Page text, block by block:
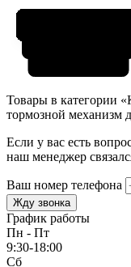
Товары в категории
тормозной механизм
Если у вас есть
наш менеджер
Ваш номер телефона
Жду звонка
График работы
Пн - Пт
9:30-18:00
Сб